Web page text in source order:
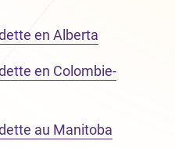
en Alberta
en Colombie-
au Manitoba